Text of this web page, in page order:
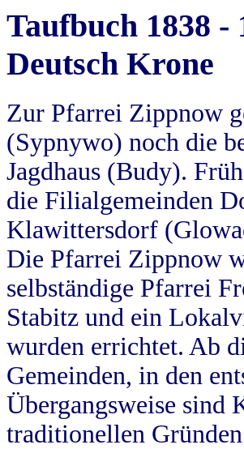
Taufbuch 1838
Deutsch Krone
Zur Pfarrei Zippnow
(Sypnywo) noch die
Jagdhaus (Budy).
die Filialgemeinden
Klawittersdorf
Die Pfarrei Zippnow
selbständige Pfarrei
Stabitz und ein
wurden errichtet. Ab
Gemeinden, in den
Übergangsweise sind
traditionellen